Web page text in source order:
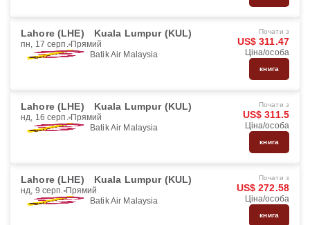
Lahore (LHE) Kuala Lumpur (KUL)
пн, 17 серп. Прямий
Batik Air Malaysia
Почати з
US$ 311.47
Ціна/особа
книга
Lahore (LHE) Kuala Lumpur (KUL)
нд, 16 серп. Прямий
Batik Air Malaysia
Почати з
US$ 311.5
Ціна/особа
книга
Lahore (LHE) Kuala Lumpur (KUL)
нд, 9 серп. Прямий
Batik Air Malaysia
Почати з
US$ 272.58
Ціна/особа
книга